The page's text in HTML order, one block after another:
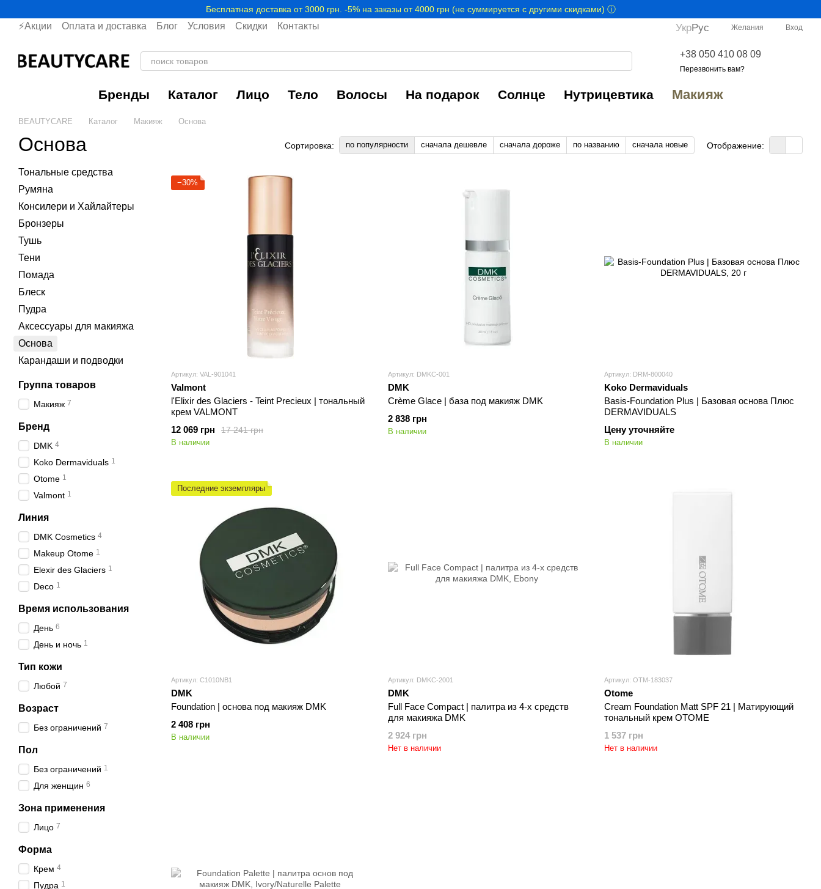
Бесплатная доставка от 3000 грн. -5% на заказы от 4000 грн (не суммируется с другими скидками) ⓘ
⚡Акции Оплата и доставка Блог Условия Скидки Контакты УкрРус Желания Вход
+38 050 410 08 09
Перезвонить вам?
Бренды Каталог Лицо Тело Волосы На подарок Солнце Нутрицевтика Макияж
BEAUTYCARE Каталог Макияж Основа
Основа Сортировка: по популярности сначала дешевле сначала дороже по названию сначала новые Отображение:
−30%
Артикул: VAL-901041
Valmont
l'Elixir des Glaciers - Teint Precieux | тональный
крем VALMONT
17 241 грн
12 069 грн
В наличии
Артикул: DMKC-001
DMK
Crème Glace | база под макияж DMK
2 838 грн
В наличии
Артикул: DRM-800040
Koko Dermaviduals
Basis-Foundation Plus | Базовая основа Плюс
DERMAVIDUALS
Цену уточняйте
В наличии
Последние экземпляры
Артикул: C1010NB1
DMK
Foundation | основа под макияж DMK
2 408 грн
В наличии
Артикул: DMKC-2001
DMK
Full Face Compact | палитра из 4-х средств
для макияжа DMK
2 924 грн
Нет в наличии
Артикул: OTM-183037
Otome
Cream Foundation Matt SPF 21 | Матирующий
тональный крем OTOME
1 537 грн
Нет в наличии
Тональные средства
Румяна
Консилери и Хайлайтеры
Бронзеры
Тушь
Тени
Помада
Блеск
Пудра
Аксессуары для макияжа
Основа
Карандаши и подводки
Группа товаров
Макияж 7
Бренд
DMK 4
Koko Dermaviduals 1
Otome 1
Valmont 1
Линия
DMK Cosmetics 4
Makeup Otome 1
Elexir des Glaciers 1
Deco 1
Время использования
День 6
День и ночь 1
Тип кожи
Любой 7
Возраст
Без ограничений 7
Пол
Без ограничений 1
Для женщин 6
Зона применения
Лицо 7
Форма
Крем 4
Пудра 1